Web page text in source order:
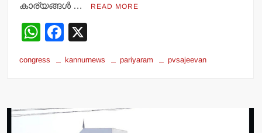
കാര്യങ്ങള്‍ … READ MORE
W
at
A
F
a
c
b
congress kannurnews pariyaram pvsajeevan